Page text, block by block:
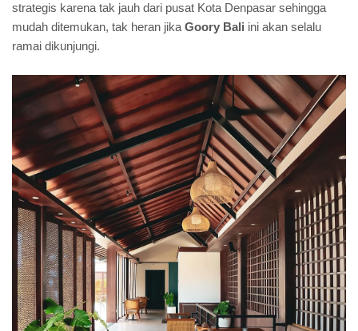
strategis karena tak jauh dari pusat Kota Denpasar sehingga
mudah ditemukan, tak heran jika Goory Bali ini akan selalu
ramai dikunjungi.